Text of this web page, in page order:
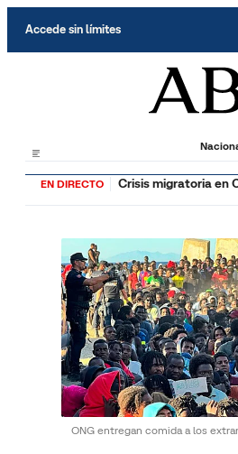
Accede sin límites
EN DIRECTO Crisis migratoria en
ONG entregan comida a los